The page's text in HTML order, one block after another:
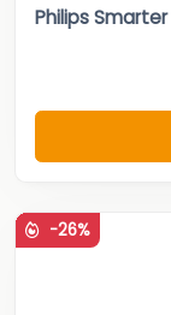
Philips
-26%